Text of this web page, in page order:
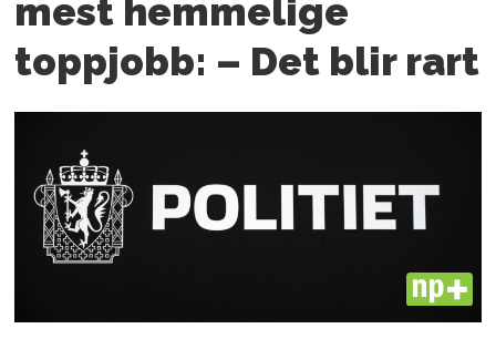
mest hemmelige
toppjobb: – Det blir rart
PLUS